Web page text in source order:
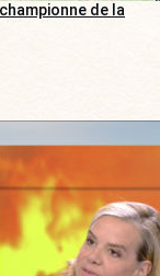
de la